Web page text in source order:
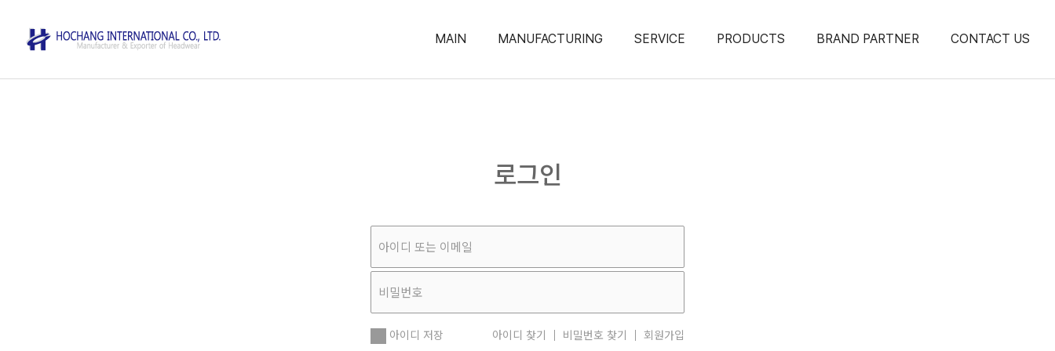
MAIN MANUFACTURING SERVICE PRODUCTS BRAND PARTNER CONTACT US
로그인
아이디 저장 아이디 찾기 비밀번호 찾기 회원가입